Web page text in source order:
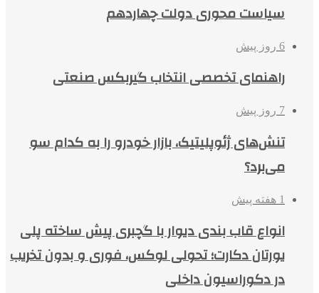
سیاست محوری دولت چهاردهم
6 روز پیش
راهنمای تخصصی انتخاب گیربکس صنعتی
7 روز پیش
تنش‌های ژئوپلیتیک، بازار خودرو را به کدام سو
می‌برد؟
1 هفته پیش
انواع قاب بندی دیوار با گچبری پیش ساخته پلی
یورتان دکارت؛ تحولی لوکس، فوری و بدون تخریب
در دکوراسیون داخلی